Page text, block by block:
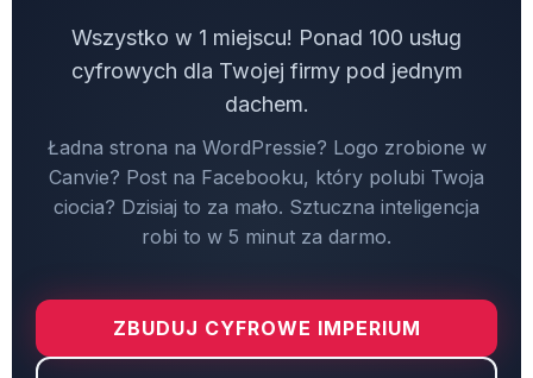
Wszystko w 1 miejscu! Ponad 100 usług
cyfrowych dla Twojej firmy pod jednym
dachem.
Ładna strona na WordPressie? Logo zrobione w
Canvie? Post na Facebooku, który polubi Twoja
ciocia? Dzisiaj to za mało. Sztuczna inteligencja
robi to w 5 minut za darmo.
ZBUDUJ CYFROWE IMPERIUM